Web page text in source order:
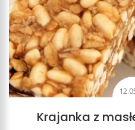
Krajanka z